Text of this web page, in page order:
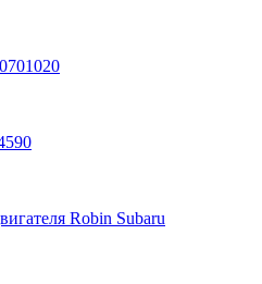
Robin Subaru